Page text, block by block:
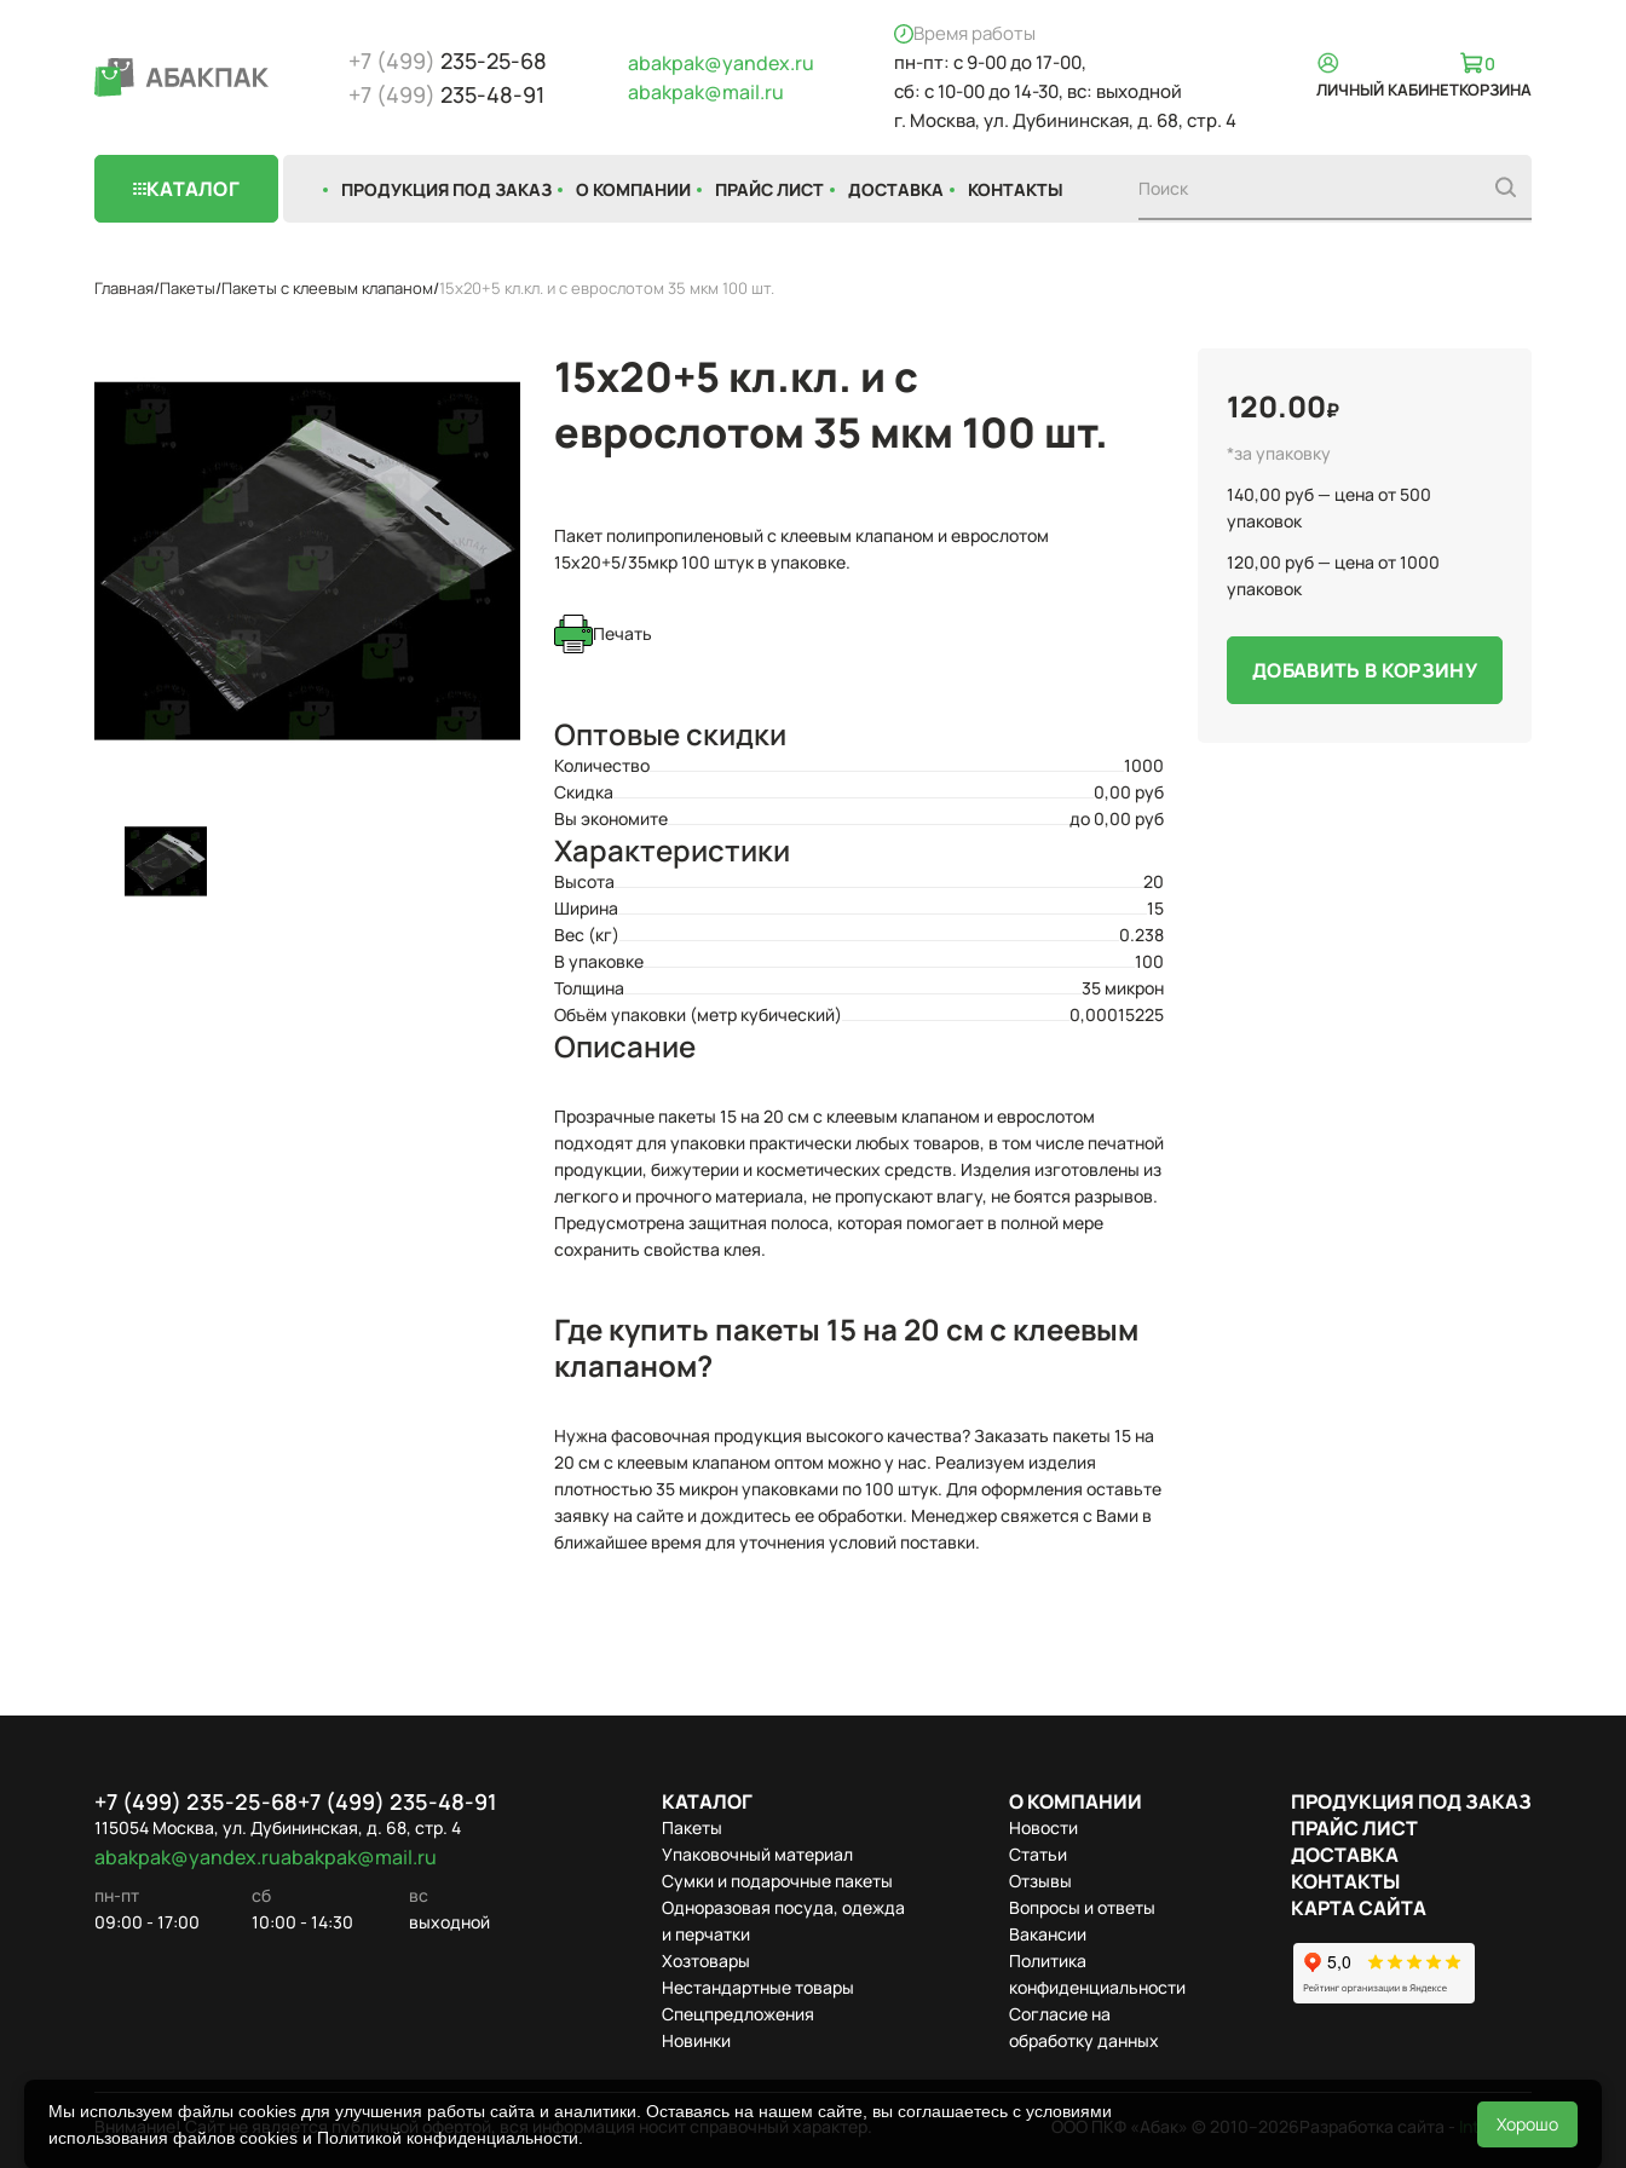
+7 (499) 235-25-68
+7 (499) 235-48-91
abakpak@yandex.ru
abakpak@mail.ru
Время работы
пн-пт: с 9-00 до 17-00,
сб: с 10-00 до 14-30, вс: выходной
г. Москва, ул. Дубининская, д. 68, стр. 4
ЛИЧНЫЙ КАБИНЕТ
0
КОРЗИНА
КАТАЛОГ ПРОДУКЦИЯ ПОД ЗАКАЗ О КОМПАНИИ ПРАЙС ЛИСТ ДОСТАВКА КОНТАКТЫ
Главная Пакеты Пакеты с клеевым клапаном 15х20+5 кл.кл. и с еврослотом 35 мкм 100 шт.
15х20+5 кл.кл. и с
еврослотом 35 мкм 100 шт.
Пакет полипропиленовый с клеевым клапаном и еврослотом
15х20+5/35мкр 100 штук в упаковке.
Печать
Оптовые скидки
Количество
1000
Скидка
0,00 руб
Вы экономите
до 0,00 руб
Характеристики
Высота
20
Ширина
15
Вес (кг)
0.238
В упаковке
100
Толщина
35 микрон
Объём упаковки (метр кубический)
0,00015225
Описание
Прозрачные пакеты 15 на 20 см с клеевым клапаном и еврослотом
подходят для упаковки практически любых товаров, в том числе печатной
продукции, бижутерии и косметических средств. Изделия изготовлены из
легкого и прочного материала, не пропускают влагу, не боятся разрывов.
Предусмотрена защитная полоса, которая помогает в полной мере
сохранить свойства клея.
Где купить пакеты 15 на 20 см с клеевым
клапаном?
Нужна фасовочная продукция высокого качества? Заказать пакеты 15 на
20 см с клеевым клапаном оптом можно у нас. Реализуем изделия
плотностью 35 микрон упаковками по 100 штук. Для оформления оставьте
заявку на сайте и дождитесь ее обработки. Менеджер свяжется с Вами в
ближайшее время для уточнения условий поставки.
120.00₽
*за упаковку
140,00 руб — цена от 500
упаковок
120,00 руб — цена от 1000
упаковок
ДОБАВИТЬ В КОРЗИНУ
+7 (499) 235-25-68+7 (499) 235-48-91
115054 Москва, ул. Дубининская, д. 68, стр. 4
abakpak@yandex.ruabakpak@mail.ru
пн-пт
09:00 - 17:00
сб
10:00 - 14:30
вс
выходной
КАТАЛОГ
Пакеты
Упаковочный материал
Сумки и подарочные пакеты
Одноразовая посуда, одежда
и перчатки
Хозтовары
Нестандартные товары
Спецпредложения
Новинки
О КОМПАНИИ
Новости
Статьи
Отзывы
Вопросы и ответы
Вакансии
Политика
конфиденциальности
Согласие на
обработку данных
ПРОДУКЦИЯ ПОД ЗАКАЗ
ПРАЙС ЛИСТ
ДОСТАВКА
КОНТАКТЫ
КАРТА САЙТА
Внимание! Сайт не является публичной офертой, вся информация носит справочный характер. ООО ПКФ «Абак» © 2010–2026Разработка сайта - InterLabs
Мы используем файлы cookies для улучшения работы сайта и аналитики. Оставаясь на нашем сайте, вы соглашаетесь с условиями
использования файлов cookies и Политикой конфиденциальности.
Хорошо